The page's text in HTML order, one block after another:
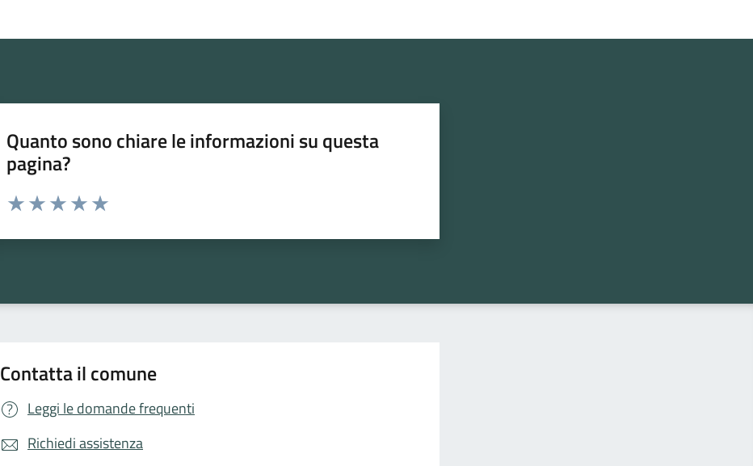
Quanto sono chiare le informazioni su questa
pagina?
Valuta da 1 a 5 stelle la pagina
Contatta il comune
Leggi le domande frequenti
Richiedi assistenza